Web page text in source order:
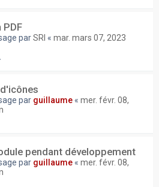
PDF
parSRI « mar. mars 07, 2023
par guillaume « mer. févr. 08,
pendant développement
par guillaume « mer. févr. 08,